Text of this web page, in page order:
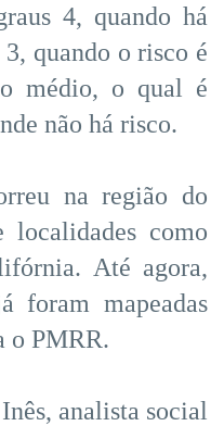
4, quando há
quando o risco é
médio, o qual é
não há risco.
na região do
localidades como
Até agora,
foram mapeadas
o PMRR.
analista social